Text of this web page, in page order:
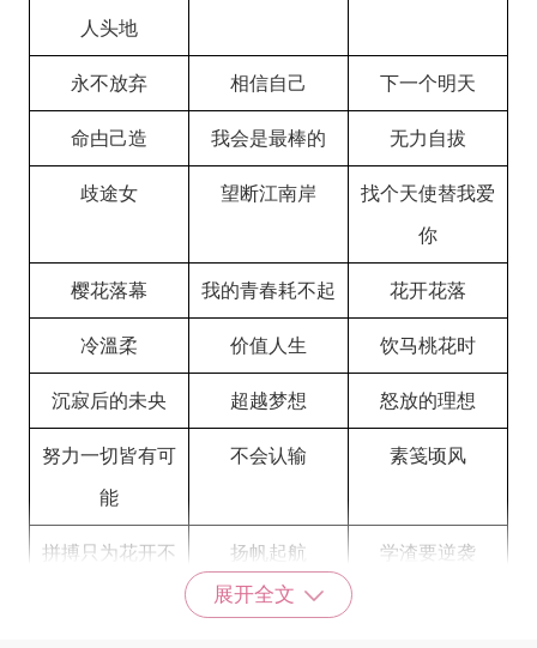
人头地
永不放弃 相信自己 下一个明天
命甴己造 我会是最棒的 无力自拔
歧途女 望断江南岸 找个天使替我爱
你
樱花落幕 我的青春耗不起 花开花落
冷溫柔 价值人生 饮马桃花时
沉寂后的未央 超越梦想 怒放的理想
努力一切皆有可
能
不会认输 素笺顷风
拼搏只为花开不 扬帆起航 学渣要逆袭
展开全文